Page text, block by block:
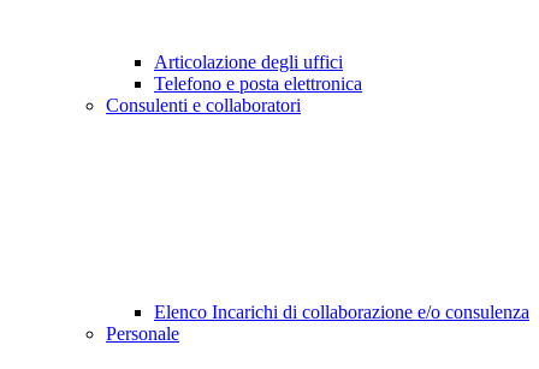
Articolazione degli uffici
Telefono e posta elettronica
Consulenti e collaboratori
Elenco Incarichi di collaborazione e/o consulenza
Personale